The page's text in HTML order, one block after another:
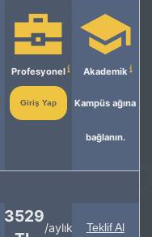
Profesyonel
Giriş Yap
Akademik
Kampüs ağına
bağlanın.
3529
/aylık Teklif Al